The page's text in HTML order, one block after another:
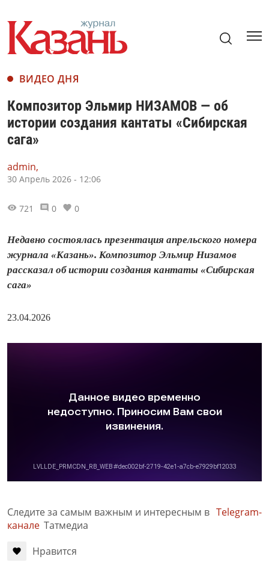
ВИДЕО ДНЯ
Композитор Эльмир НИЗАМОВ — об
истории создания кантаты «Сибирская
сага»
admin,
30 Апрель 2026 - 12:06
721 0 0
Недавно состоялась презентация апрельского номера
журнала «Казань». Композитор Эльмир Низамов
рассказал об истории создания кантаты «Сибирская
сага»
23.04.2026
Следите за самым важным и интересным в Telegram-
канале Татмедиа
Нравится